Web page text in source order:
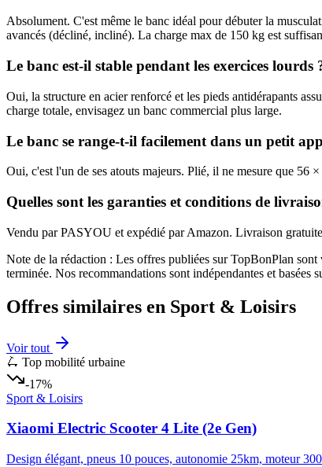
Absolument. C'est même le banc idéal pour débuter la
avancés (décliné, incliné). La charge max de 150 kg est
Le banc est-il stable pendant les exercices lourds
Oui, la structure en acier renforcé et les pieds antidérapants
charge totale, envisagez un banc commercial plus large.
Le banc se range-t-il facilement dans un petit
Oui, c'est l'un de ses atouts majeurs. Plié, il ne mesure que 56
Quelles sont les garanties et conditions de
Vendu par PASYOU et expédié par Amazon. Livraison
Note de la rédaction : Les offres publiées sur TopBonPlan
terminée. Nos recommandations sont indépendantes et basées
Offres similaires en Sport & Loisirs
Voir tout
🛴 Top mobilité urbaine
-17%
Sport & Loisirs
Xiaomi Electric Scooter 4 Lite (2e Gen)
Design élégant, pneus 10 pouces, autonomie 25km, moteur